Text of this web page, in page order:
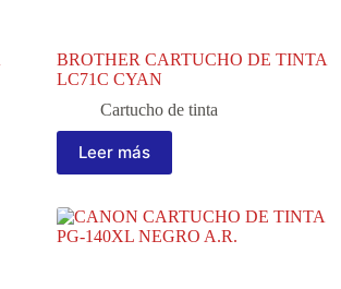
BROTHER CARTUCHO DE TINTA
LC71C CYAN
Cartucho de tinta
Leer más